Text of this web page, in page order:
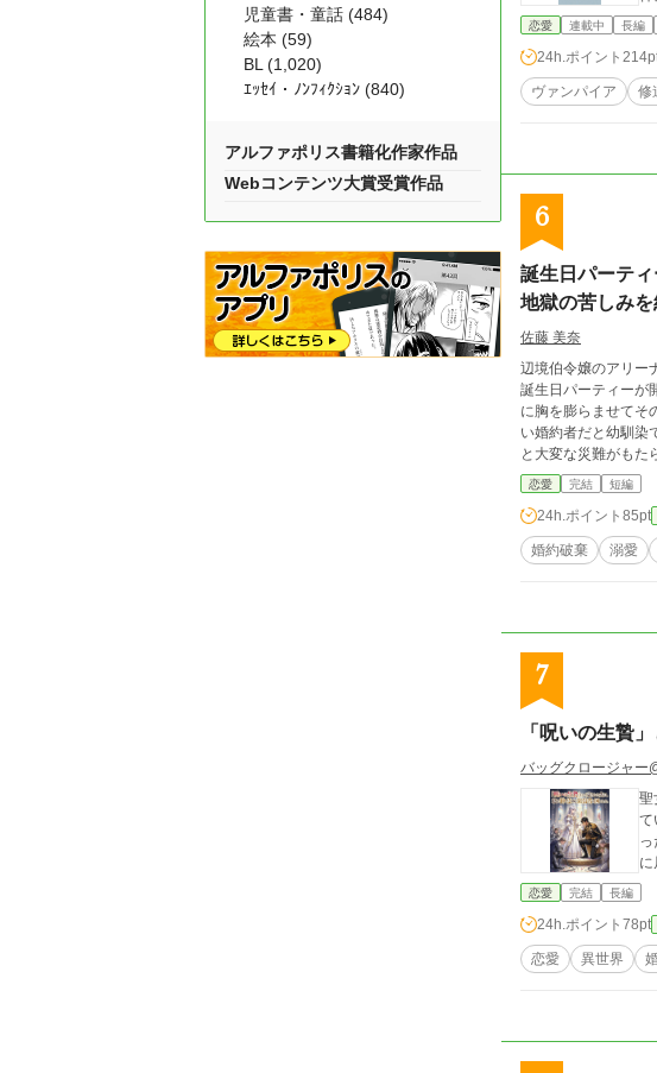
恋愛 連載中 長編
24h.ポイント
ヴァンパイア 修
6
誕生日パーテ
地獄の苦しみを
佐藤 美奈
辺境伯令嬢のアリーナ・
誕生日パーティーが開
に胸を膨らませてその時を待
い婚約者だと幼馴染で伯爵令嬢のカ
と大変な災難がもたら
を言うなと見下しま
恋愛 完結 短編
24h.ポイント 85pt
婚約破棄 溺愛
7
「呪いの生贄
バッグクロージャー
聖
て
に
恋愛 完結 長編
24h.ポイント 78pt
恋愛 異世界
児童書・童話 (484)
絵本 (59)
BL (1,020)
ｴｯｾｲ・ﾉﾝﾌｨｸｼｮﾝ (840)
アルファポリス書籍化作家作品
Webコンテンツ大賞受賞作品